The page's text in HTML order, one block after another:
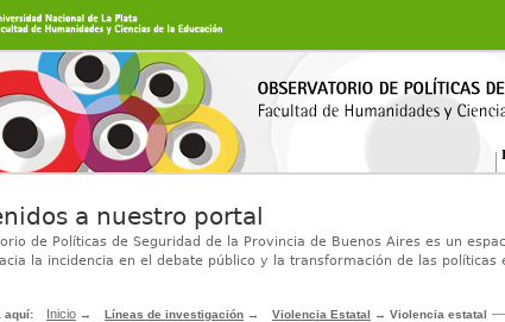
a nuestro portal
de Políticas de Seguridad de la Provincia de Buenos Aires es un
la incidencia en el debate público y la transformación de las políticas
aquí: Inicio → Líneas de investigación → Violencia Estatal → Violencia estatal